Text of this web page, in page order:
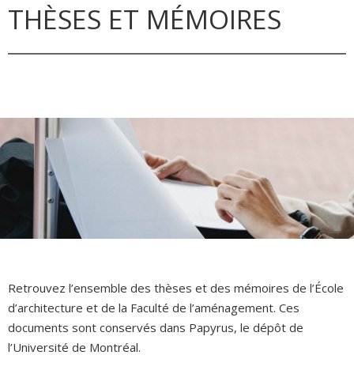
THÈSES ET MÉMOIRES
Retrouvez l’ensemble des thèses et des mémoires de l’École
d’architecture et de la Faculté de l’aménagement. Ces
documents sont conservés dans Papyrus, le dépôt de
l’Université de Montréal.